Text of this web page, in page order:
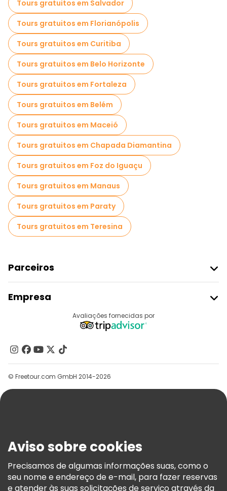
Passeios gastronômicos em São Paulo
Passeios gratuitos perto Martinelli Building
Passeios gratuitos perto College Pateo
Passeios gratuitos perto Casa das Rosas
Tours gratuitos em Salvador
Tours gratuitos em Florianópolis
Tours gratuitos em Curitiba
Tours gratuitos em Belo Horizonte
Tours gratuitos em Fortaleza
Tours gratuitos em Belém
Tours gratuitos em Maceió
Tours gratuitos em Chapada Diamantina
Tours gratuitos em Foz do Iguaçu
Tours gratuitos em Manaus
Tours gratuitos em Paraty
Tours gratuitos em Teresina
Parceiros
Registo Do Fornecedor
Programa De Afiliados
Empresa
Contacte-Nos
Grupos
Ajuda
Termos E Informações Legais
Política De Cookies
Freetour Prémios
Avaliações fornecidas por
© Freetour.com GmbH 2014-2026
Aviso sobre cookies
Precisamos de algumas informações suas, como o
seu nome e endereço de e-mail, para fazer reservas
e atender às suas solicitações de serviço através da